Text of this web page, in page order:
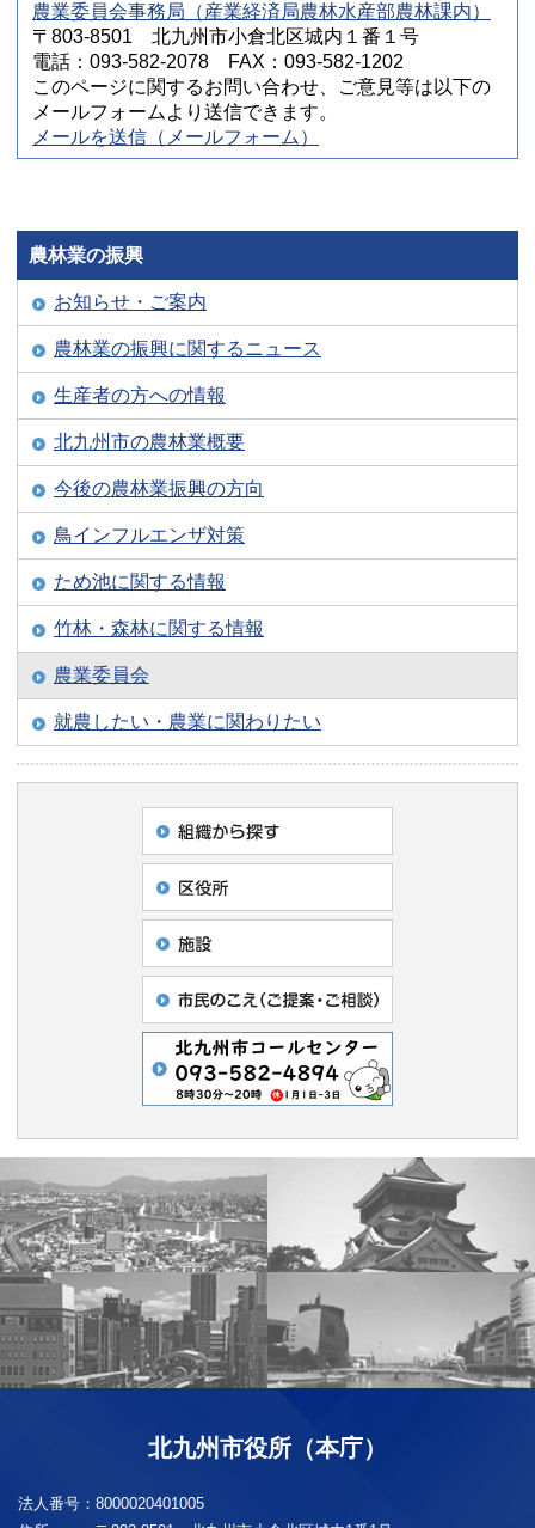
農業委員会事務局（産業経済局農林水産部農林課内）
〒803-8501 北九州市小倉北区城内１番１号
電話：093-582-2078 FAX：093-582-1202
このページに関するお問い合わせ、ご意見等は以下の
メールフォームより送信できます。
メールを送信（メールフォーム）
農林業の振興
お知らせ・ご案内
農林業の振興に関するニュース
生産者の方への情報
北九州市の農林業概要
今後の農林業振興の方向
鳥インフルエンザ対策
ため池に関する情報
竹林・森林に関する情報
農業委員会
就農したい・農業に関わりたい
北九州市役所（本庁）
法人番号： 8000020401005